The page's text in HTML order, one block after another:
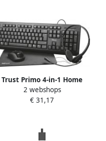
Trust Primo 4-in-1 Home
Office Set met headset
toetsenbord (qwerty) muis
2 webshops
€ 31,17